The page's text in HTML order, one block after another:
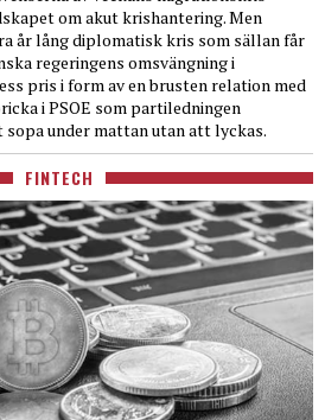
om akut krishantering. Men
år lång diplomatisk kris som sällan får
regeringens omsvängning i
pris i form av en brusten relation med
i PSOE som partiledningen
under mattan utan att lyckas.
FINTECH